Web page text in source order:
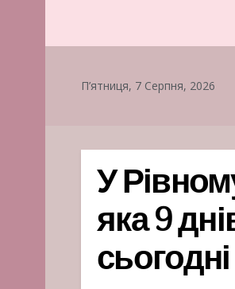
П’ятниця, 7 Серпня, 2026
У
яка 9
сьогодні